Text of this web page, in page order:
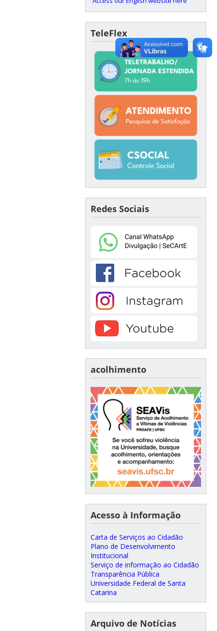
TeleFlex
Redes Sociais
acolhimento
Acesso à Informação
Carta de Serviços ao Cidadão
Plano de Desenvolvimento
Institucional
Serviço de informação ao Cidadão
Transparência Pública
Universidade Federal de Santa
Catarina
Arquivo de Notícias